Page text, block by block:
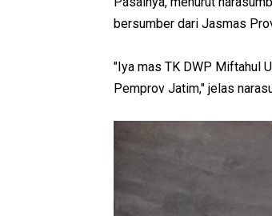
bersumber dari Jasmas
"Iya mas TK DWP Miftahul
Pemprov Jatim," jelas